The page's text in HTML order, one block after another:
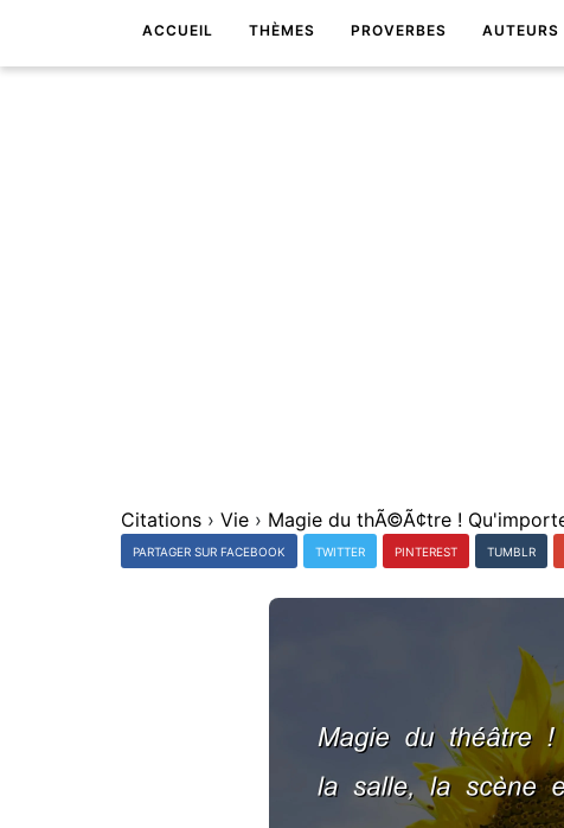
ACCUEIL THÈMES PROVERBES AUTEURS
Citations › Vie ›
PARTAGER SUR FACEBOOK TWITTER PINTEREST TUMBLR